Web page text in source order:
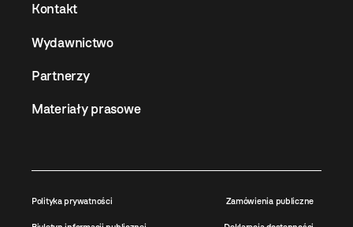
Kontakt
Wydawnictwo
Partnerzy
Materiały prasowe
Polityka prywatności Zamówienia publiczne